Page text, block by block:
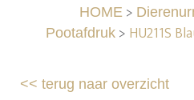
HOME>
Pootafdruk> HU211S
<<terug naar overzicht